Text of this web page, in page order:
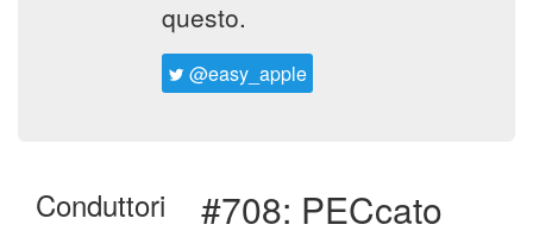
questo.
@easy_apple
Conduttori #708: PECcato